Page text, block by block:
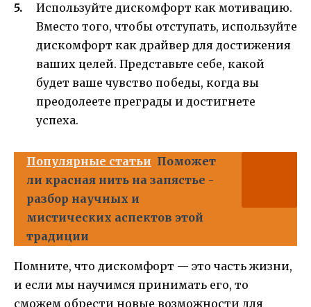
Используйте дискомфорт как мотивацию.
Вместо того, чтобы отступать, используйте
дискомфорт как драйвер для достижения
ваших целей. Представьте себе, какой
будет ваше чувство победы, когда вы
преодолеете преграды и достигнете
успеха.
Популярные статьи Поможет
ли красная нить на запястье -
разбор научных и
мистических аспектов этой
традиции
Помните, что дискомфорт — это часть жизни,
и если мы научимся принимать его, то
сможем обрести новые возможности для